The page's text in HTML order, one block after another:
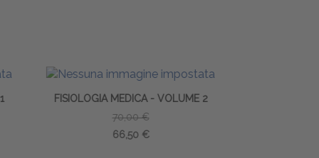
2
FISIOLOGIA UMANA - FONDAMENTI
79,00 €
75,05 €